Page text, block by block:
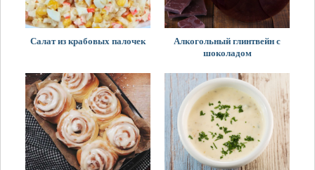
Салат из крабовых палочек
Алкогольный глинтвейн с
шоколадом